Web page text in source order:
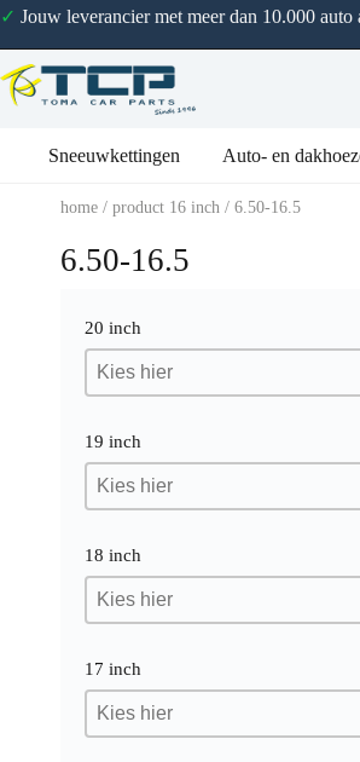
✓ Jouw leverancier met meer dan 10.000 auto
Sneeuwkettingen Auto- en
home / product 16 inch / 6.50-16.5
6.50-16.5
20 inch
20 inch
20 inch
20 inch
19 inch
19 inch
19 inch
19 inch
18 inch
18 inch
18 inch
18 inch
17 inch
17 inch
17 inch
17 inch